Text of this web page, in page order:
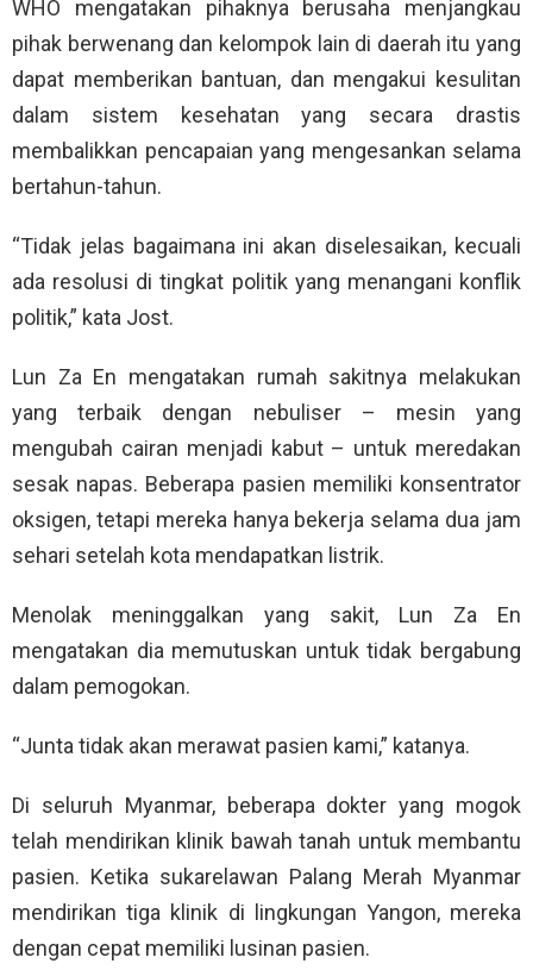
WHO mengatakan pihaknya berusaha menjangkau
pihak berwenang dan kelompok lain di daerah itu yang
dapat memberikan bantuan, dan mengakui kesulitan
dalam sistem kesehatan yang secara drastis
membalikkan pencapaian yang mengesankan selama
bertahun-tahun.
“Tidak jelas bagaimana ini akan diselesaikan, kecuali
ada resolusi di tingkat politik yang menangani konflik
politik,” kata Jost.
Lun Za En mengatakan rumah sakitnya melakukan
yang terbaik dengan nebuliser – mesin yang
mengubah cairan menjadi kabut – untuk meredakan
sesak napas. Beberapa pasien memiliki konsentrator
oksigen, tetapi mereka hanya bekerja selama dua jam
sehari setelah kota mendapatkan listrik.
Menolak meninggalkan yang sakit, Lun Za En
mengatakan dia memutuskan untuk tidak bergabung
dalam pemogokan.
“Junta tidak akan merawat pasien kami,” katanya.
Di seluruh Myanmar, beberapa dokter yang mogok
telah mendirikan klinik bawah tanah untuk membantu
pasien. Ketika sukarelawan Palang Merah Myanmar
mendirikan tiga klinik di lingkungan Yangon, mereka
dengan cepat memiliki lusinan pasien.